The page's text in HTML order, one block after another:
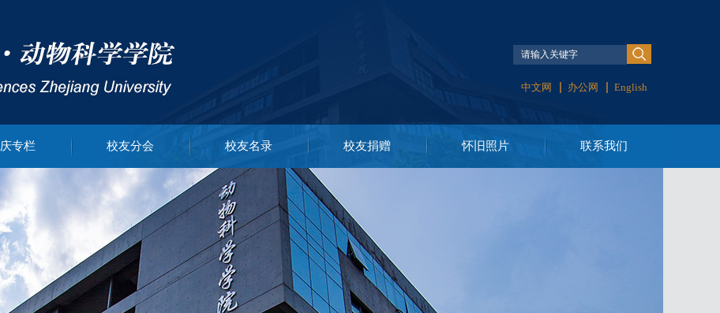
中文网 办公网 English
专栏 校友分会 校友名录 校友捐赠 怀旧照片 联系我们